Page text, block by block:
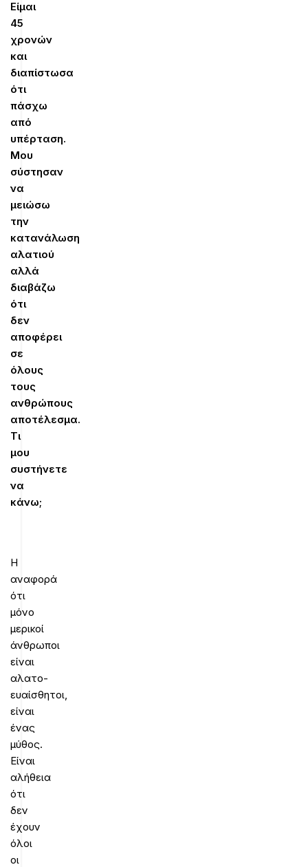
Είμαι
45
χρονών
και
διαπίστωσα
ότι
πάσχω
από
υπέρταση.
Μου
σύστησαν
να
μειώσω
την
κατανάλωση
αλατιού
αλλά
διαβάζω
ότι
δεν
αποφέρει
σε
όλους
τους
ανθρώπους
αποτέλεσμα.
Τι
μου
συστήνετε
να
κάνω;
Η
αναφορά
ότι
μόνο
μερικοί
άνθρωποι
είναι
αλατο-
ευαίσθητοι,
είναι
ένας
μύθος.
Είναι
αλήθεια
ότι
δεν
έχουν
όλοι
οι